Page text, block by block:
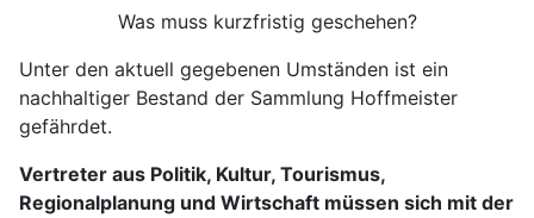
Was muss kurzfristig geschehen?
Unter den aktuell gegebenen Umständen ist ein
nachhaltiger Bestand der Sammlung Hoffmeister
gefährdet.
Vertreter aus Politik, Kultur, Tourismus,
Regionalplanung und Wirtschaft müssen sich mit der